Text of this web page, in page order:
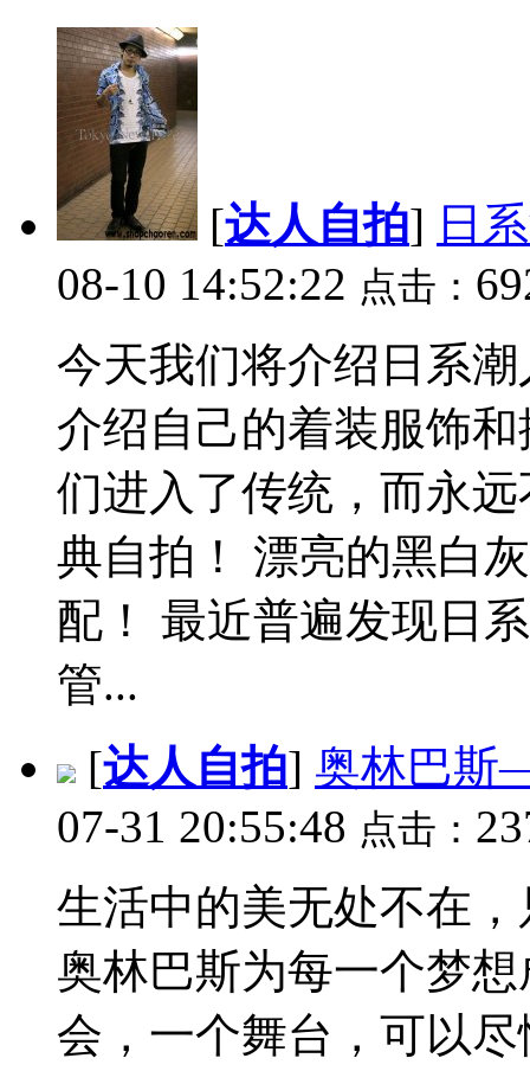
[达人自拍] 日
08-10 14:52:22 点击：
今天我们将介绍日系
介绍自己的着装服饰
们进入了传统，而永
典自拍！ 漂亮的黑白
配！ 最近普遍发现日
管...
[达人自拍] 奥林巴斯
07-31 20:55:48 点击：
生活中的美无处不在
奥林巴斯为每一个梦
会，一个舞台，可以